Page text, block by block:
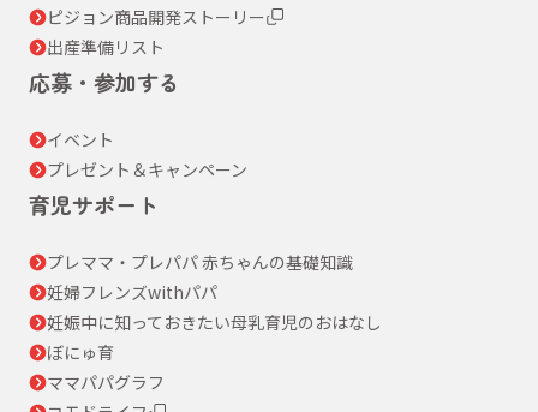
ピジョン商品開発ストーリー
出産準備リスト
応募・参加する
イベント
プレゼント＆キャンペーン
育児サポート
プレママ・プレパパ 赤ちゃんの基礎知識
妊婦フレンズwithパパ
妊娠中に知っておきたい母乳育児のおはなし
ぼにゅ育
ママパパグラフ